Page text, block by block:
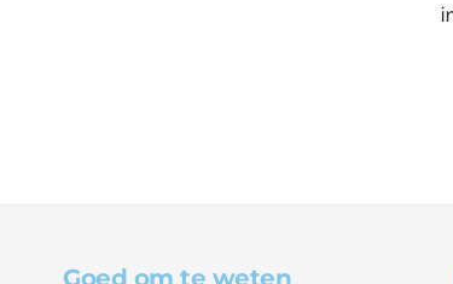
Goed om te weten